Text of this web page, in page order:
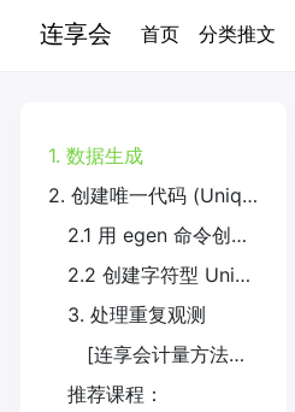
连享会 首页(current)
分类推文
1. 数据生成
2. 创建唯一代码 (Unique ID) 的两种方式
2.1 用 egen 命令创建 Unique ID
2.2 创建字符型 Unique ID
3. 处理重复观测
[连享会计量方法专题……](https://gitee.com/arlionn/Course/blob/master/README.md)
推荐课程：